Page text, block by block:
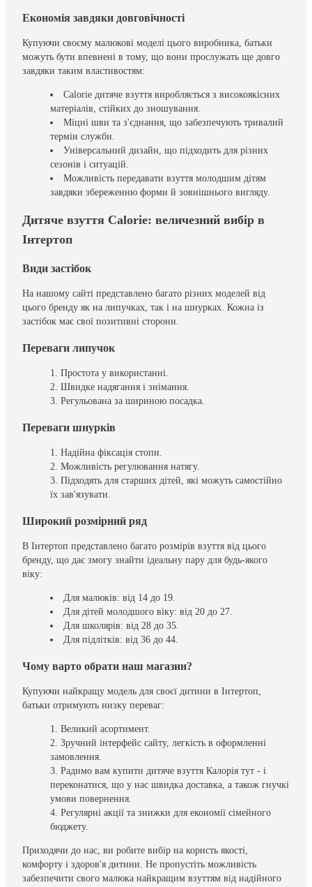
Економія завдяки довговічності
Купуючи своєму малюкові моделі цього виробника, батьки
можуть бути впевнені в тому, що вони прослужать ще довго
завдяки таким властивостям:
Calorie дитяче взуття виробляється з високоякісних
матеріалів, стійких до зношування.
Міцні шви та з'єднання, що забезпечують тривалий
термін служби.
Універсальний дизайн, що підходить для різних
сезонів і ситуацій.
Можливість передавати взуття молодшим дітям
завдяки збереженню форми й зовнішнього вигляду.
Дитяче взуття Calorie: величезний вибір в
Інтертоп
Види застібок
На нашому сайті представлено багато різних моделей від
цього бренду як на липучках, так і на шнурках. Кожна із
застібок має свої позитивні сторони.
Переваги липучок
Простота у використанні.
Швидке надягання і знімання.
Регульована за шириною посадка.
Переваги шнурків
Надійна фіксація стопи.
Можливість регулювання натягу.
Підходять для старших дітей, які можуть самостійно
їх зав'язувати.
Широкий розмірний ряд
В Інтертоп представлено багато розмірів взуття від цього
бренду, що дає змогу знайти ідеальну пару для будь-якого
віку:
Для малюків: від 14 до 19.
Для дітей молодшого віку: від 20 до 27.
Для школярів: від 28 до 35.
Для підлітків: від 36 до 44.
Чому варто обрати наш магазин?
Купуючи найкращу модель для своєї дитини в Інтертоп,
батьки отримують низку переваг:
Великий асортимент.
Зручний інтерфейс сайту, легкість в оформленні
замовлення.
Радимо вам купити дитяче взуття Калорія тут - і
переконатися, що у нас швидка доставка, а також гнучкі
умови повернення.
Регулярні акції та знижки для економії сімейного
бюджету.
Приходячи до нас, ви робите вибір на користь якості,
комфорту і здоров'я дитини. Не пропустіть можливість
забезпечити свого малюка найкращим взуттям від надійного